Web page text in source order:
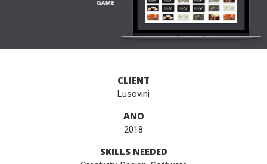
CLIENT
Lusovini
ANO
2018
SKILLS NEEDED